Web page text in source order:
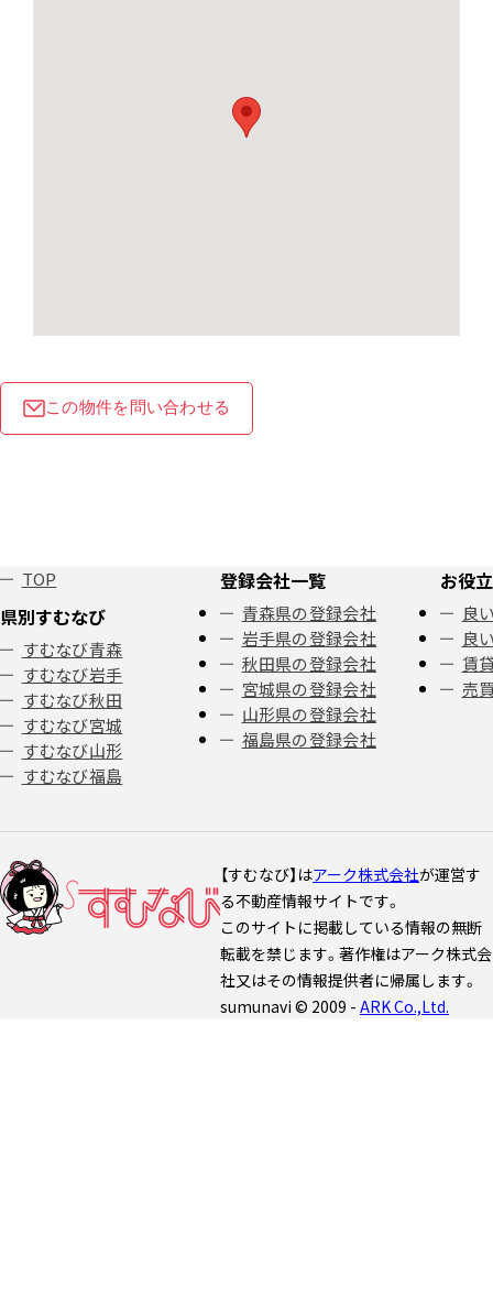
この物件を問い合わせる
TOP
県別すむなび
すむなび青森
すむなび岩手
すむなび秋田
すむなび宮城
すむなび山形
すむなび福島
登録会社一覧
青森県の登録会社
岩手県の登録会社
秋田県の登録会社
宮城県の登録会社
山形県の登録会社
福島県の登録会社
お役
良
良
賃
売
【すむなび】はアーク株式会社が運営す
る不動産情報サイトです。
このサイトに掲載している情報の無断
転載を禁じます。著作権はアーク株式会
社又はその情報提供者に帰属します。
sumunavi © 2009 - ARK Co.,Ltd.